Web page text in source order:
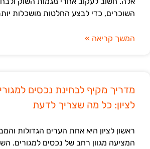
השוכרים, כדי לבצע החלטות מושכלות
המשך קריאה »
מדריך מקיף לבחינת נכסים
לציון: כל מה שצריך לדעת
ראשון לציון היא אחת הערים הגדולות
המציעה מגוון רחב של נכסים למגורים.